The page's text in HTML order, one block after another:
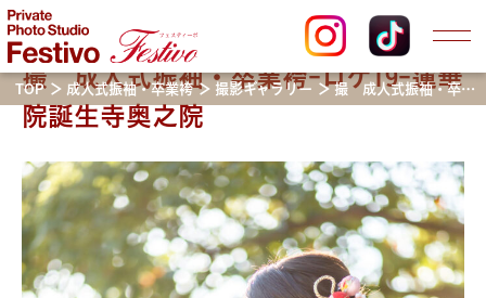
TOP 成人式振袖・卒業袴 撮影ギャラリー 撮 成人式振袖・卒業袴-ロケ19-蓮華院誕生寺奥之院
撮 成人式振袖・卒業袴-ロケ19-蓮華
院誕生寺奥之院